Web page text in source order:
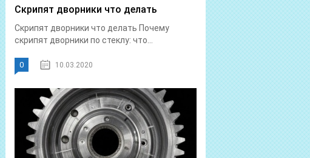
Скрипят дворники что делать
Скрипят дворники что делать Почему
скрипят дворники по стеклу: что...
0 10.03.2020